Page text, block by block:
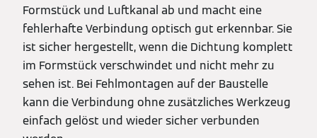
Formstück und Luftkanal ab und macht eine
fehlerhafte Verbindung optisch gut erkennbar. Sie
ist sicher hergestellt, wenn die Dichtung komplett
im Formstück verschwindet und nicht mehr zu
sehen ist. Bei Fehlmontagen auf der Baustelle
kann die Verbindung ohne zusätzliches Werkzeug
einfach gelöst und wieder sicher verbunden